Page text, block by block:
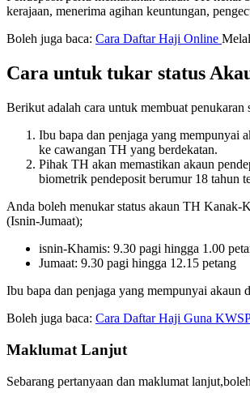
kerajaan, menerima agihan keuntungan,
Boleh juga baca: Cara Daftar Haji Online
Cara untuk tukar status
Berikut adalah cara untuk membuat penukaran
Ibu bapa dan penjaga yang mempunyai
ke cawangan TH yang berdekatan.
Pihak TH akan memastikan akaun
biometrik pendeposit berumur 18 tahun
Anda boleh menukar status akaun TH Kanak-
(Isnin-Jumaat);
isnin-Khamis: 9.30 pagi hingga 1.00
Jumaat: 9.30 pagi hingga 12.15 petang
Ibu bapa dan penjaga yang mempunyai akaun
Boleh juga baca: Cara Daftar Haji Guna
Maklumat Lanjut
Sebarang pertanyaan dan maklumat